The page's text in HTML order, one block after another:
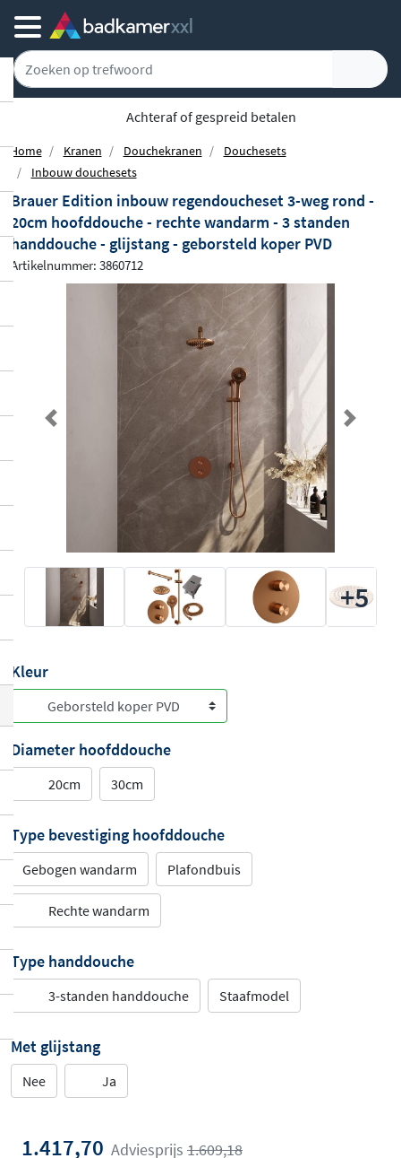
Achteraf of gespreid betalen
Home Kranen Douchekranen
Douchesets
Inbouw douchesets
Brauer Edition inbouw regendoucheset 3-weg rond -
20cm hoofddouche - rechte wandarm - 3 standen
handdouche - glijstang - geborsteld koper PVD
Artikelnummer: 3860712
Previous Next
+5
Kleur
Diameter hoofddouche
20cm 30cm
Type bevestiging hoofddouche
Gebogen wandarm Plafondbuis
Rechte wandarm
Type handdouche
3-standen handdouche Staafmodel
Met glijstang
Nee Ja
1.417,70 Adviesprijs 1.609,18